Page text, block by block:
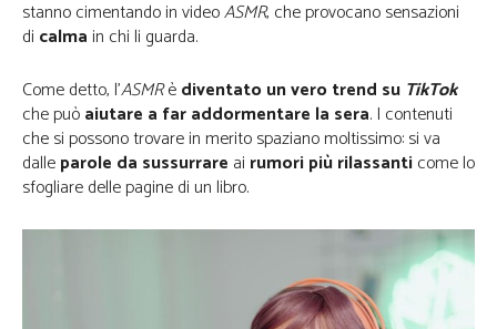
stanno cimentando in videoASMR, che provocano sensazioni
di calma in chi li guarda.
Come detto, l’ASMRèdiventato un vero trend su TikTok
che puòaiutare a far addormentare la sera. I contenuti
che si possono trovare in merito spaziano moltissimo: si va
dalleparole da sussurrare ai rumori più rilassanticome lo
sfogliare delle pagine di un libro.